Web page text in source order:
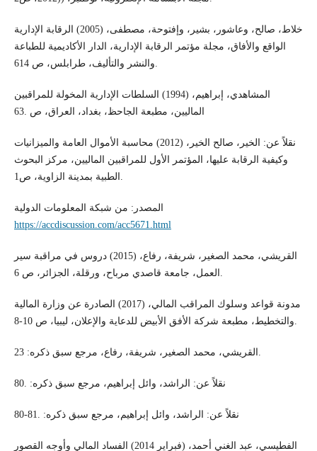
خلاط، صالح، وعاشور، بشير، وإفتوحة، مصطفى، (2005) الرقابة الإدارية
الواقع والأفاق، مجلة مؤتمر الرقابة الإدارية، الدار الأكاديمية للطباعة
والنشر والتأليف، طرابلس، ص 614.
المشاهدي، إبراهيم، (1994) السلطات الإدارية المخولة للمراقبين
الماليين، مطبعة الجاحظ، بغداد، العراق، ص .63
نقلاً عن: الخير، صالح الخير، (2012) محاسبة الأموال العامة والميزانيات
وكيفية الرقابة عليها، المؤتمر الأول للمراقبين الماليين، مركز البحوث
الطبية بمدينة الزاوية، ص1.
المصدر: من شبكة المعلومات الدولية
https://accdiscussion.com/acc5671.html
القريشي، محمد الصغير، شريفة، رفاع، (2015) دروس في مراقبة سير
العمل، جامعة قاصدي مرباح، ورقلة، الجزائر، ص 6.
مدونة قواعد وسلوك المراقب المالي، (2017) الصادرة عن وزارة المالية
والتخطيط، مطبعة شركة الأفق الأبيض للدعاية والإعلان، ليبيا، ص 10-8.
القريشي، محمد الصغير، شريفة، رفاع، مرجع سبق ذكره: 23.
نقلاً عن: الراشد، وائل إبراهيم، مرجع سبق ذكره: .80
نقلاً عن: الراشد، وائل إبراهيم، مرجع سبق ذكره: .81-80
الفطيسي، عبد الغني أحمد، (فبراير 2014) الفساد المالي وأوجه القصور